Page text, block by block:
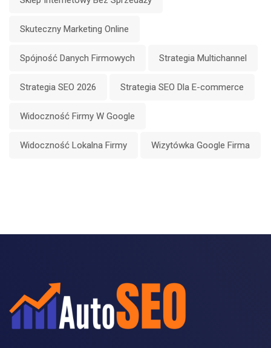
Skuteczny Marketing Online
Spójność Danych Firmowych Strategia Multichannel
Strategia SEO 2026 Strategia SEO Dla E-commerce
Widoczność Firmy W Google
Widoczność Lokalna Firmy Wizytówka Google Firma